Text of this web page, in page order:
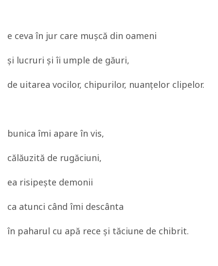
e ceva în jur care muşcă din oameni
şi lucruri şi îi umple de găuri,
de uitarea vocilor, chipurilor, nuanţelor clipelor.
bunica îmi apare în vis,
călăuzită de rugăciuni,
ea risipeşte demonii
ca atunci când îmi descânta
în paharul cu apă rece şi tăciune de chibrit.